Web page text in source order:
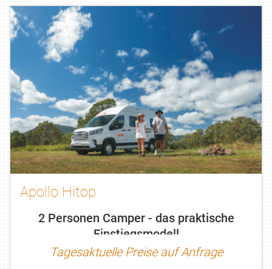
Apollo Hitop
2 Personen Camper - das praktische
Einstiegsmodell
Tagesaktuelle Preise auf Anfrage